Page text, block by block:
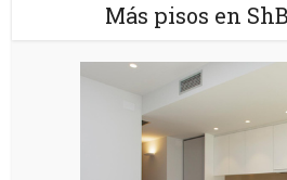
Más pisos en